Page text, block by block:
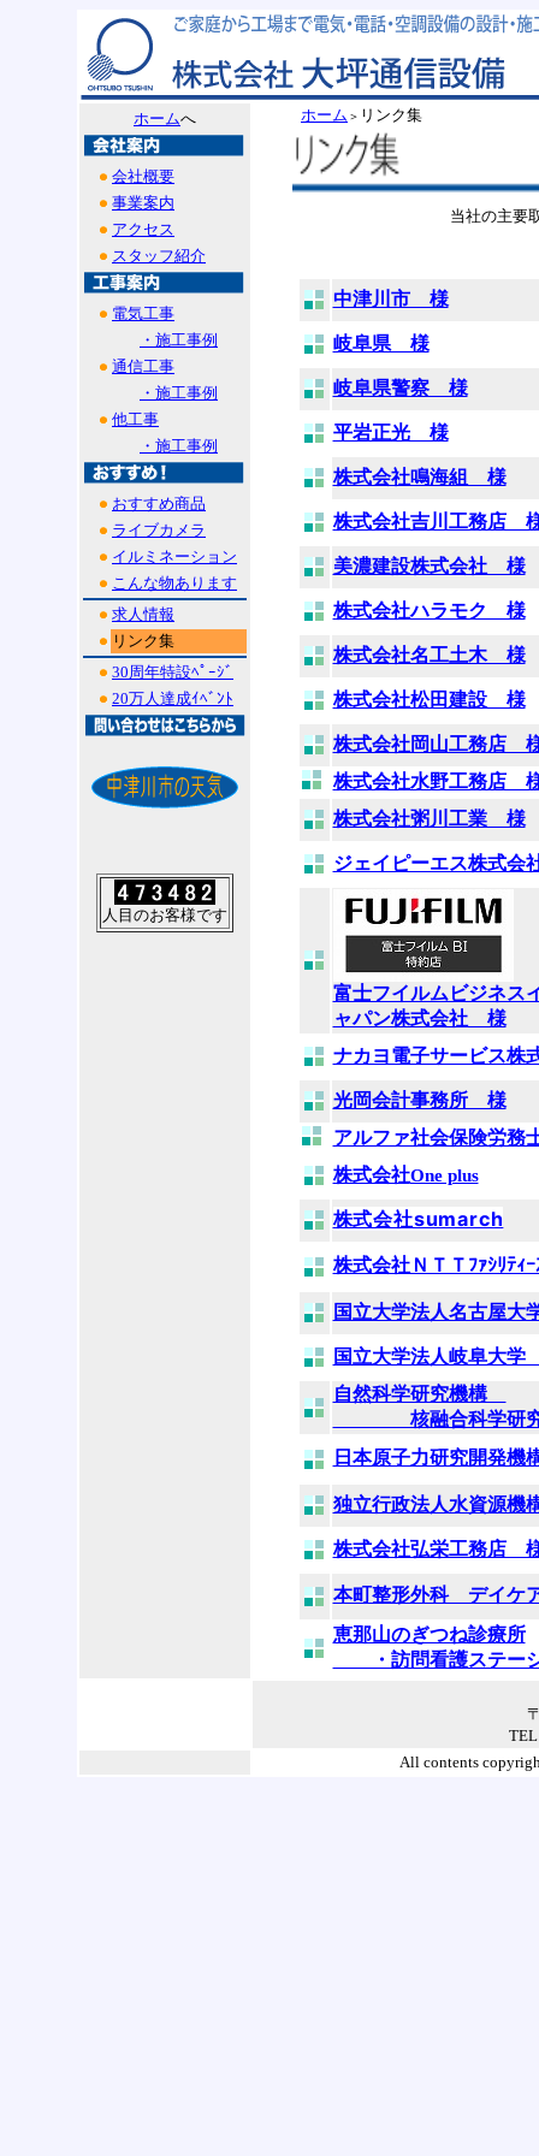
ホームへ
会社概要
事業案内
アクセス
スタッフ紹介
電気工事
・施工事例
通信工事
・施工事例
他工事
・施工事例
おすすめ商品
ライブカメラ
イルミネーション
こんな物あります
求人情報
リンク集
30周年特設ﾍﾟｰｼﾞ
20万人達成ｲﾍﾞﾝﾄ
人目のお客様です
ホーム ＞ リンク集
当社の主要
中津川市 様
岐阜県 様
岐阜県警察 様
平岩正光 様
株式会社鳴海組 様
株式会社吉川工務店
美濃建設株式会社 様
株式会社ハラモク 様
株式会社名工土木 様
株式会社松田建設 様
株式会社岡山工務店
株式会社水野工務店
株式会社粥川工業 様
ジェイピーエス株式
富士フイルムビジネス
ャパン株式会社 様
ナカヨ電子サービス
光岡会計事務所 様
アルファ社会保険労
株式会社One plus
株式会社sumarch
株式会社ＮＴＴﾌｧｼﾘﾃ
国立大学法人名古屋
国立大学法人岐阜大
自然科学研究機構
核融合科学研
日本原子力研究開発
独立行政法人水資源
株式会社弘栄工務店
本町整形外科 デイケ
恵那山のぎつね診療所
・訪問看護ステー
All contents